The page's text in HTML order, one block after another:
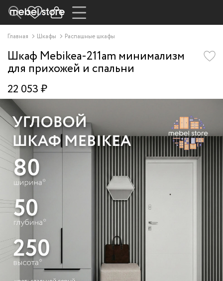
Главная Шкафы Распашные шкафы
Шкаф Mebikea-211am минимализм
для прихожей и спальни
22 053 ₽